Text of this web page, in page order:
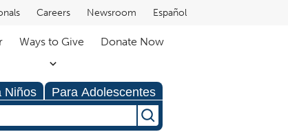
Careers Newsroom Español
Ways to Give Donate Now
Niños Para Adolescentes